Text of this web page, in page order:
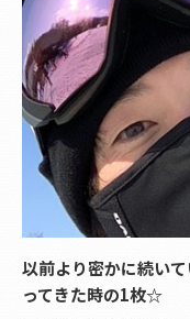
以前より密かに続い
ってきた時の1枚☆